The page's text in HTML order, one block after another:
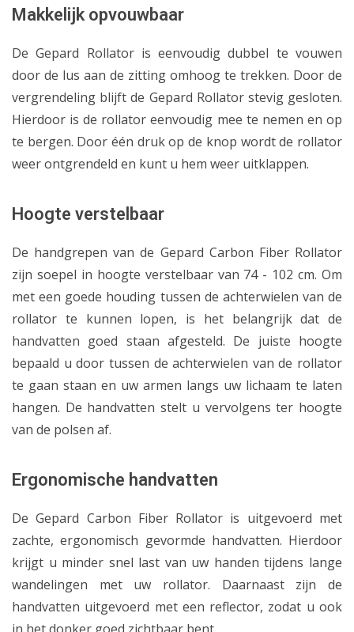
Makkelijk opvouwbaar
De Gepard Rollator is eenvoudig dubbel te vouwen
door de lus aan de zitting omhoog te trekken. Door de
vergrendeling blijft de Gepard Rollator stevig gesloten.
Hierdoor is de rollator eenvoudig mee te nemen en op
te bergen. Door één druk op de knop wordt de rollator
weer ontgrendeld en kunt u hem weer uitklappen.
Hoogte verstelbaar
De handgrepen van de Gepard Carbon Fiber Rollator
zijn soepel in hoogte verstelbaar van 74 - 102 cm. Om
met een goede houding tussen de achterwielen van de
rollator te kunnen lopen, is het belangrijk dat de
handvatten goed staan afgesteld. De juiste hoogte
bepaald u door tussen de achterwielen van de rollator
te gaan staan en uw armen langs uw lichaam te laten
hangen. De handvatten stelt u vervolgens ter hoogte
van de polsen af.
Ergonomische handvatten
De Gepard Carbon Fiber Rollator is uitgevoerd met
zachte, ergonomisch gevormde handvatten. Hierdoor
krijgt u minder snel last van uw handen tijdens lange
wandelingen met uw rollator. Daarnaast zijn de
handvatten uitgevoerd met een reflector, zodat u ook